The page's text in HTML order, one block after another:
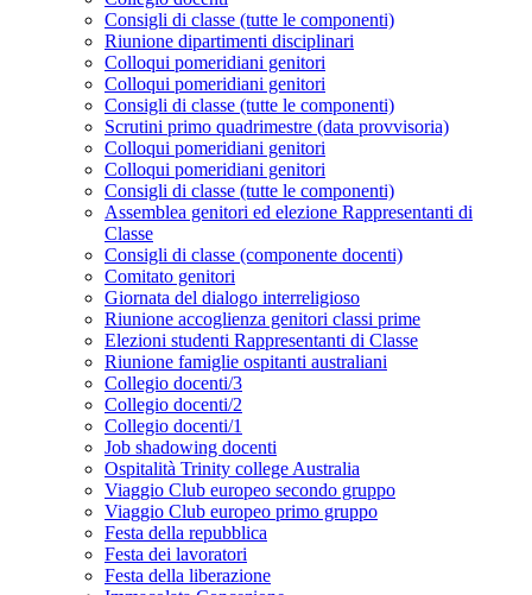
Consigli di classe (tutte le componenti)
Riunione dipartimenti disciplinari
Colloqui pomeridiani genitori
Colloqui pomeridiani genitori
Consigli di classe (tutte le componenti)
Scrutini primo quadrimestre (data provvisoria)
Colloqui pomeridiani genitori
Colloqui pomeridiani genitori
Consigli di classe (tutte le componenti)
Assemblea genitori ed elezione Rappresentanti di
Classe
Consigli di classe (componente docenti)
Comitato genitori
Giornata del dialogo interreligioso
Riunione accoglienza genitori classi prime
Elezioni studenti Rappresentanti di Classe
Riunione famiglie ospitanti australiani
Collegio docenti/3
Collegio docenti/2
Collegio docenti/1
Job shadowing docenti
Ospitalità Trinity college Australia
Viaggio Club europeo secondo gruppo
Viaggio Club europeo primo gruppo
Festa della repubblica
Festa dei lavoratori
Festa della liberazione